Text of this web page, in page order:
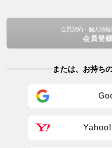
会員規約・個人情
会員登
または、お持ち